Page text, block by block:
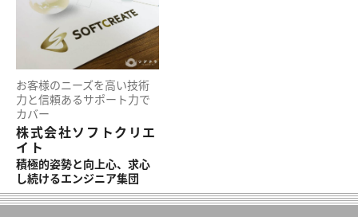
お客様のニーズを高い技術
力と信頼あるサポート力で
カバー
株式会社ソフトクリエ
イト
積極的姿勢と向上心、求心
し続けるエンジニア集団